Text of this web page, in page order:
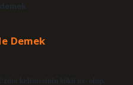
Demek
kelimesinin kökü uz- olup,